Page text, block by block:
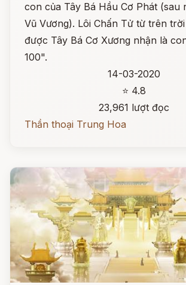
con của Tây Bá Hầu Cơ Phát (sau
Vũ Vương). Lôi Chấn Tử từ trên
được Tây Bá Cơ Xương nhận là
100".
14-03-2020
⭐ 4.8
23,961 lượt đọc
Thần thoại Trung Hoa